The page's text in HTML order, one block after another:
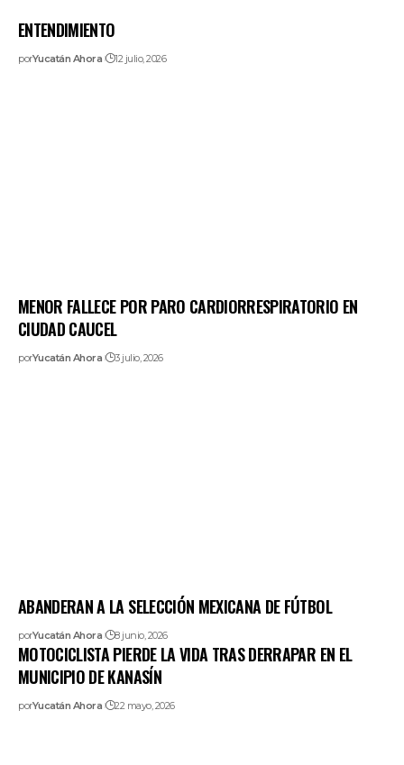
ENTENDIMIENTO
porYucatán Ahora 12 julio, 2026
MENOR FALLECE POR PARO CARDIORRESPIRATORIO EN
CIUDAD CAUCEL
porYucatán Ahora 3 julio, 2026
ABANDERAN A LA SELECCIÓN MEXICANA DE FÚTBOL
porYucatán Ahora 8 junio, 2026
MOTOCICLISTA PIERDE LA VIDA TRAS DERRAPAR EN EL
MUNICIPIO DE KANASÍN
porYucatán Ahora 22 mayo, 2026